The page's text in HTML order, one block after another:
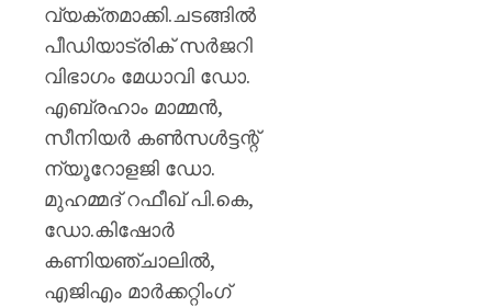
വ്യക്തമാക്കി.ചടങ്ങിൽ
പീഡിയാട്രിക് സർജറി
വിഭാഗം മേധാവി ഡോ.
എബ്രഹാം മാമ്മൻ,
സീനിയർ കൺസൾട്ടന്റ്
ന്യൂറോളജി ഡോ.
മുഹമ്മദ് റഫീഖ് പി.കെ,
ഡോ.കിഷോർ
കണിയഞ്ചാലിൽ,
എജിഎം മാർക്കറ്റിംഗ്